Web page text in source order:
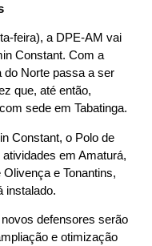
feira), a DPE-AM vai
Constant. Com a
do Norte passa a ser
que, até então,
sede em Tabatinga.
Constant, o Polo de
em Amaturá,
e Tonantins,
instalado.
defensores serão
e otimização